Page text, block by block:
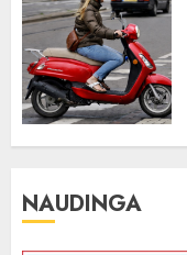
NAUDINGA